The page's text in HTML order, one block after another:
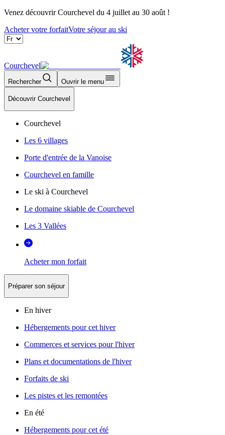
Venez découvrir Courchevel du 4 juillet au 30 août !
Acheter votre forfaitVotre séjour au ski
Courchevel
Rechercher Ouvrir le menu
Découvrir Courchevel
Courchevel
Les 6 villages
Porte d'entrée de la Vanoise
Courchevel en famille
Le ski à Courchevel
Le domaine skiable de Courchevel
Les 3 Vallées
Acheter mon forfait
Préparer son séjour
En hiver
Hébergements pour cet hiver
Commerces et services pour l'hiver
Plans et documentations de l'hiver
Forfaits de ski
Les pistes et les remontées
En été
Hébergements pour cet été